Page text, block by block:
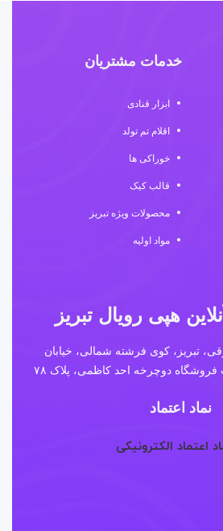
خدمات مشتریان
ابزار قنادی
اقلام تم تولد
خوراکی ها
قالب کیک
محصولات ویژه تبریز
مواد اولیه
هپی رویال تبریز
تبریز، کوی فرشته شمالی، خیابان
دوچرخه احد کاظمی، پلاک ۷۸
نماد اعتماد